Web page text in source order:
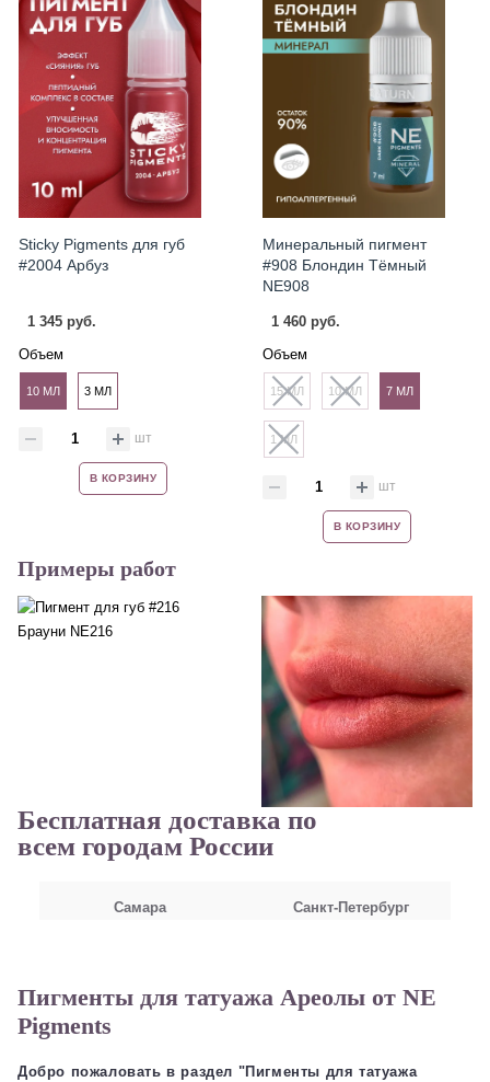
Sticky Pigments для губ
#2004 Арбуз
1 345 руб.
Объем
10 МЛ 3 МЛ
шт
В КОРЗИНУ
Минеральный пигмент
#908 Блондин Тёмный
NE908
1 460 руб.
Объем
15 МЛ 10 МЛ 7 МЛ
1 МЛ
шт
В КОРЗИНУ
Примеры работ
Бесплатная доставка по
всем городам России
Самара Санкт-Петербург
Пигменты для татуажа Ареолы от NE
Pigments
Добро пожаловать в раздел "Пигменты для татуажа